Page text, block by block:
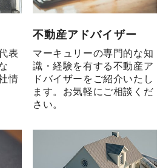
表
情
不動産アドバイザー
マーキュリーの専門的な知
識・経験を有する不動産ア
ドバイザーをご紹介いたし
ます。お気軽にご相談くだ
さい。